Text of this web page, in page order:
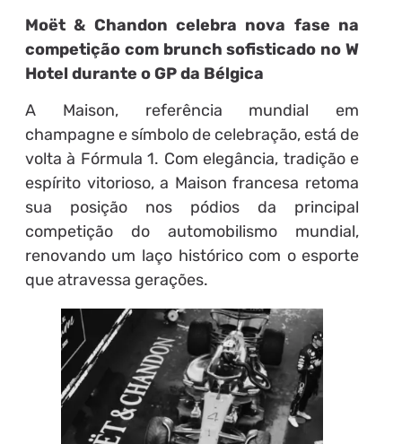
Moët & Chandon celebra nova fase na
competição com brunch sofisticado no W
Hotel durante o GP da Bélgica
A Maison, referência mundial em
champagne e símbolo de celebração, está de
volta à Fórmula 1. Com elegância, tradição e
espírito vitorioso, a Maison francesa retoma
sua posição nos pódios da principal
competição do automobilismo mundial,
renovando um laço histórico com o esporte
que atravessa gerações.